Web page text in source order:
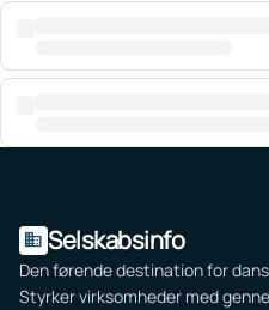
domain Selskabsinfo
Den førende destination for
Styrker virksomheder med